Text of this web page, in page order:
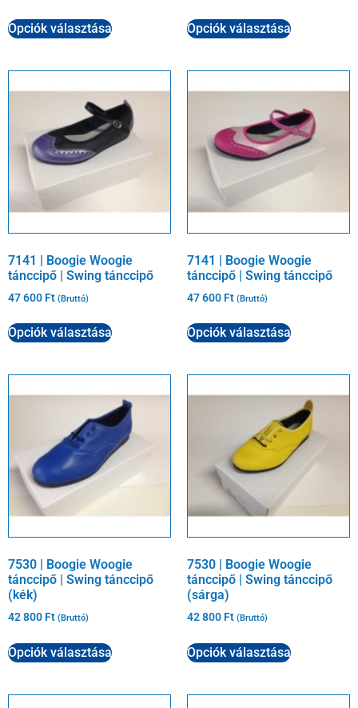
Opciók választása Opciók választása
7141 | Boogie Woogie
tánccipő | Swing tánccipő
47 600 Ft (Bruttó)
Opciók választása
7141 | Boogie Woogie
tánccipő | Swing tánccipő
47 600 Ft (Bruttó)
Opciók választása
7530 | Boogie Woogie
tánccipő | Swing tánccipő
(kék)
42 800 Ft (Bruttó)
Opciók választása
7530 | Boogie Woogie
tánccipő | Swing tánccipő
(sárga)
42 800 Ft (Bruttó)
Opciók választása